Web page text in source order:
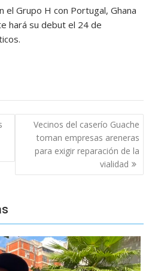
el Grupo H con Portugal, Ghana
hará su debut el 24 de
Vecinos del caserío Guache
toman empresas areneras
para exigir reparación de la
vialidad